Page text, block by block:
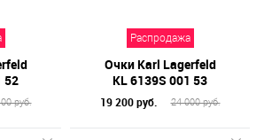
52
руб.
Распродажа
Очки Karl Lagerfeld
KL 6139S 001 53
19 200 руб. 24 000 руб.